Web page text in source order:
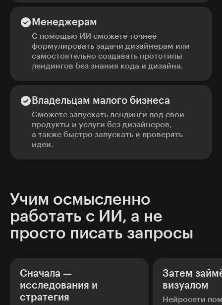
Менеджерам
С помощью ИИ сможете точнее
формулировать задачи дизайнерам или
самостоятельно создавать прототипы
лендингов без знания кода и дизайна.
Владельцам малого бизнеса
Сможете запускать лендинги под свои
продукты и услуги без дизайнеров,
а также быстро запускать и проверять
идеи.
Учим осмысленно
работать с ИИ, а не
просто писать запросы
Сначала —
исследования и
стратегия
Затем
визуалом
Нейросети